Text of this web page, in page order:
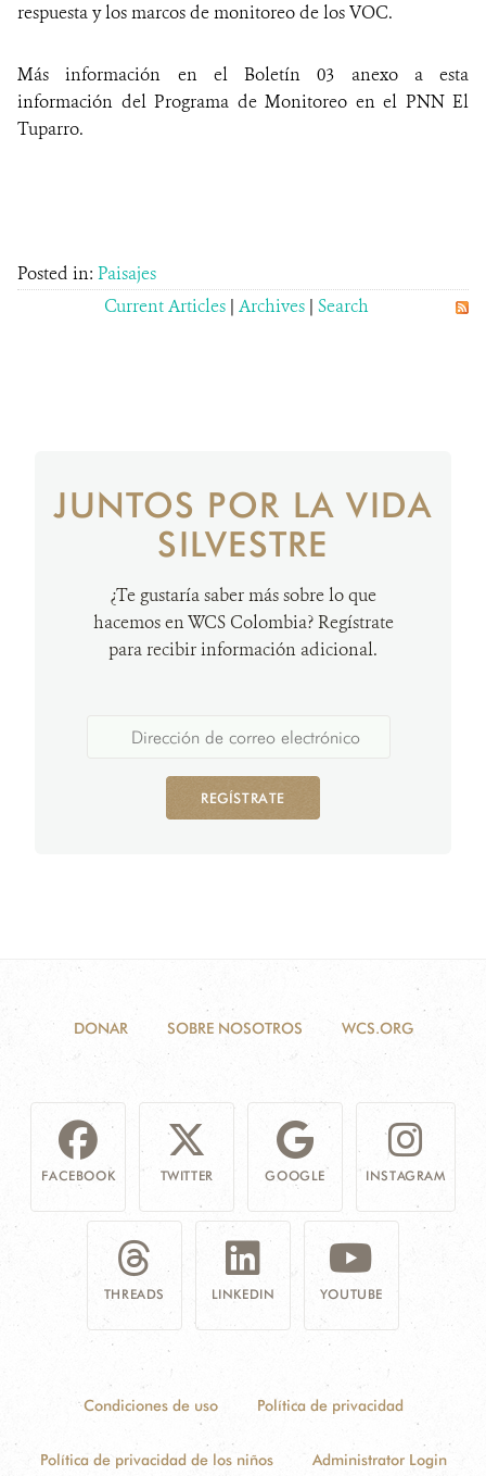
respuesta y los marcos de monitoreo de los VOC.
Más información en el Boletín 03 anexo a esta
información del Programa de Monitoreo en el PNN El
Tuparro.
Posted in: Paisajes
Current Articles | Archives | Search
JUNTOS POR LA VIDA
SILVESTRE
¿Te gustaría saber más sobre lo que
hacemos en WCS Colombia? Regístrate
para recibir información adicional.
REGÍSTRATE
DONAR SOBRE NOSOTROS WCS.ORG
FACEBOOK TWITTER GOOGLE INSTAGRAM
THREADS LINKEDIN YOUTUBE
Condiciones de uso Política de privacidad
Política de privacidad de los niños Administrator Login